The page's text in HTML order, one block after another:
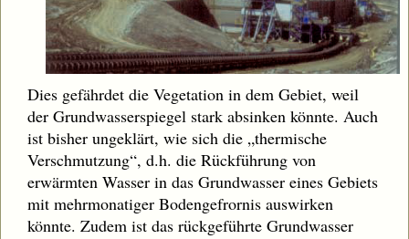
Dies gefährdet die Vegetation in dem Gebiet, weil
der Grundwasserspiegel stark absinken könnte. Auch
ist bisher ungeklärt, wie sich die „thermische
Verschmutzung“, d.h. die Rückführung von
erwärmten Wasser in das Grundwasser eines Gebiets
mit mehrmonatiger Bodengefrornis auswirken
könnte. Zudem ist das rückgeführte Grundwasser